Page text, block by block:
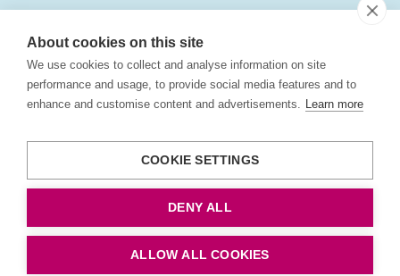
About cookies on this site
We use cookies to collect and analyse information on site
performance and usage, to provide social media features and to
enhance and customise content and advertisements. Learn more
COOKIE SETTINGS
DENY ALL
ALLOW ALL COOKIES
Rosenlundsgatan 54
118 63 Stockholm
+46 (0)10-414 42 00